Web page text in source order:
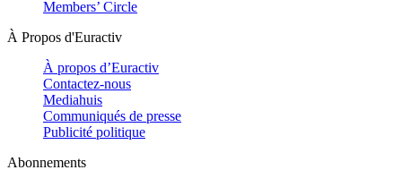
Members’ Circle
À Propos d'Euractiv
À propos d’Euractiv
Contactez-nous
Mediahuis
Communiqués de presse
Publicité politique
Abonnements